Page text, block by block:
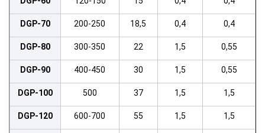
DGP-70 200-250 18,5 0,4 0,4
DGP-80 300-350 22 1,5 0,55
DGP-90 400-450 30 1,5 0,55
DGP-100 500 37 1,5 1,5
DGP-120 600-700 55 1,5 1,5